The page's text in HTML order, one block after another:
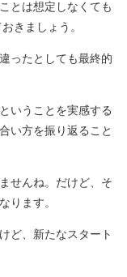
とは想定しなくても
きましょう。
ったとしても最終的
いうことを実感する
い方を振り返ること
せんね。だけど、そ
ります。
ど、新たなスタート